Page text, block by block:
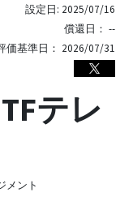
設定日: 2025/07/16
償還日： --
価基準日： 2026/07/31
テレ
メント